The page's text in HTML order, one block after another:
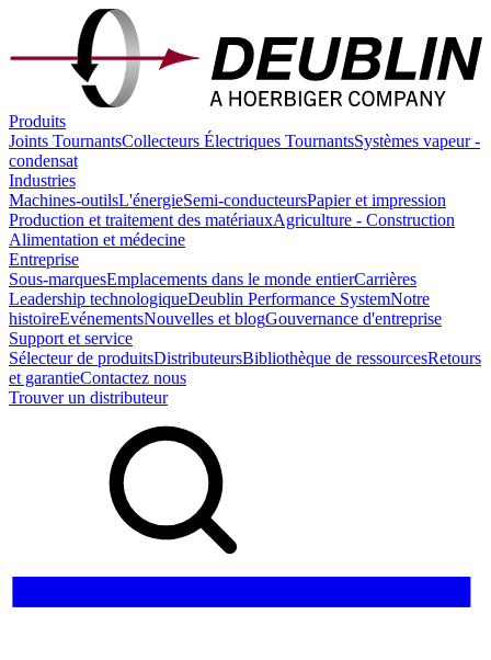
Produits
Joints TournantsCollecteurs Électriques TournantsSystèmes vapeur -
condensat
Industries
Machines-outilsL'énergieSemi-conducteursPapier et impression
Production et traitement des matériauxAgriculture - Construction
Alimentation et médecine
Entreprise
Sous-marquesEmplacements dans le monde entierCarrières
Leadership technologiqueDeublin Performance SystemNotre
histoireEvénementsNouvelles et blogGouvernance d'entreprise
Support et service
Sélecteur de produitsDistributeursBibliothèque de ressourcesRetours
et garantieContactez nous
Trouver un distributeur